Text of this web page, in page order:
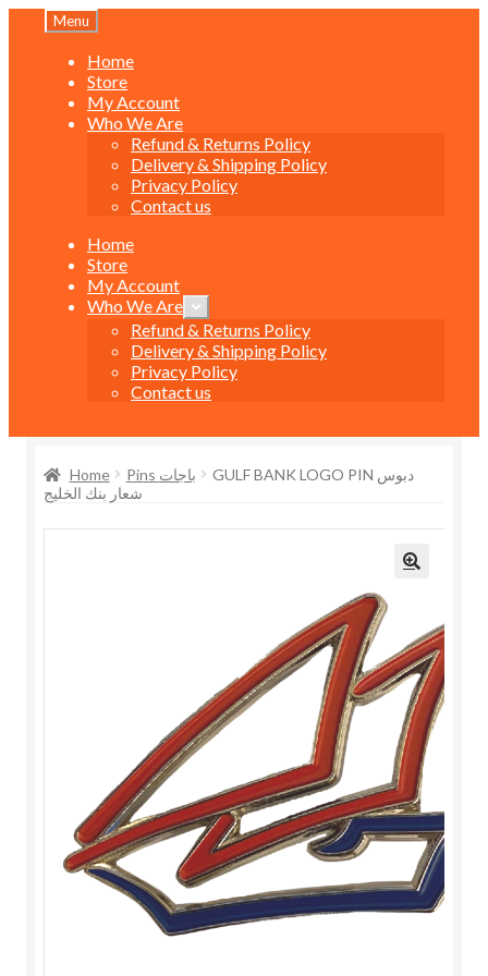
Skip
to
navigation
Skip
to
content
Menu
Home
Store
My Account
Who We Are
Refund & Returns Policy
Delivery & Shipping Policy
Privacy Policy
Contact us
Home
Store
My Account
Who We Are Expand
child
menu
Refund & Returns Policy
Delivery & Shipping Policy
Privacy Policy
Contact us
Home Pins باجات
GULF BANK LOGO PIN دبوس
شعار بنك الخليج